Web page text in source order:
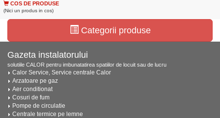
COS DE PRODUSE
(Nici un produs in cos)
Categorii produse
Gazeta instalatorului
solutiile CALOR pentru imbunatatirea spatiilor de locuit sau de lucru
Calor Service, Service centrale Calor
Arzatoare pe gaz
Aer conditionat
Cosuri de fum
Pompe de circulatie
Centrale termice pe lemne